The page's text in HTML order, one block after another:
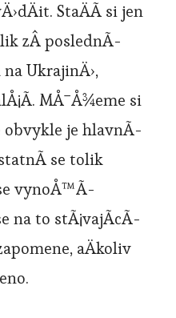
StaÄÃ­ si jen
zÂ poslednÃ­
UkrajinÄ›,
MÅ¯Å¾eme si
obvykle je hlavnÃ­
se tolik
vynoÅ™Ã­
na to stÃ¡vajÃ­cÃ­
aÄkoliv